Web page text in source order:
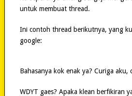
untuk membuat thread.
Ini contoh thread berikutnya, yang
google:
Bahasanya kok enak ya? Curiga aku,
WDYT gaes? Apaka klean berfikiran